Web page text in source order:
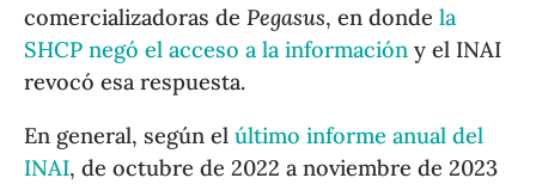
comercializadoras dePegasus, en dondela
SHCP negó el acceso a la información y el INAI
revocó esa respuesta.
En general, según elúltimo informe anual del
INAI, de octubre de 2022 a noviembre de 2023